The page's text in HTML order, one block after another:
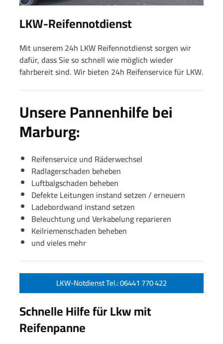
LKW-Reifennotdienst
Mit unserem 24h LKW Reifennotdienst sorgen wir
dafür, dass Sie so schnell wie möglich wieder
fahrbereit sind. Wir bieten 24h Reifenservice für LKW.
Unsere Pannenhilfe bei
Marburg:
Reifenservice und Räderwechsel
Radlagerschaden beheben
Luftbalgschaden beheben
Defekte Leitungen instand setzen / erneuern
Ladebordwand instand setzen
Beleuchtung und Verkabelung reparieren
Keilriemenschaden beheben
und vieles mehr
LKW-Notdienst Tel.: 06441 770 422
Schnelle Hilfe für Lkw mit
Reifenpanne